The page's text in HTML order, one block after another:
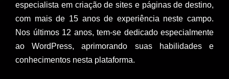
especialista em criação de sites e páginas de destino,
com mais de 15 anos de experiência neste campo.
Nos últimos 12 anos, tem-se dedicado especialmente
ao WordPress, aprimorando suas habilidades e
conhecimentos nesta plataforma.